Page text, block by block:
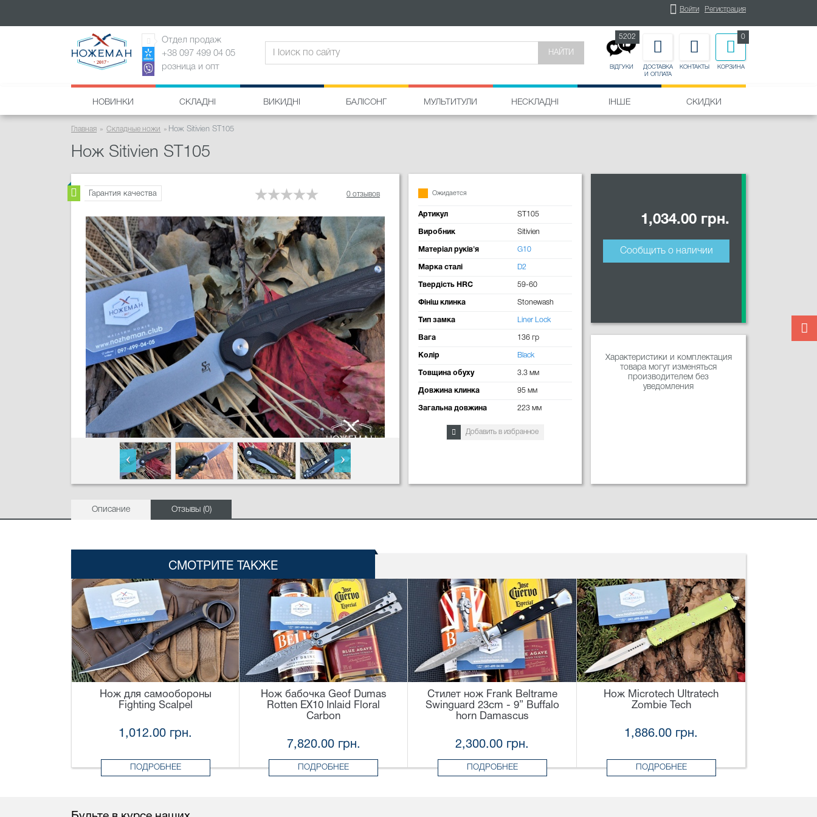
Войти Регистрация
Отдел продаж
+38 097 499 04 05
розница и опт
НАЙТИ
ВІДГУКИ
5202
ДОСТАВКА
И ОПЛАТА
КОНТАКТЫ КОРЗИНА
0
НОВИНКИ СКЛАДНІ ВИКИДНІ БАЛІСОНГ МУЛЬТИТУЛИ НЕСКЛАДНІ ІНШЕ СКИДКИ
Главная Складные ножи Нож Sitivien ST105
Нож Sitivien ST105
Гарантия качества 0 отзывов Ожидается
Артикул ST105
Виробник Sitivien
Матеріал руків'я G10
Марка сталі D2
Твердість HRC 59-60
Фініш клинка Stonewash
Тип замка Liner Lock
Вага 136 гр
Колір Black
Товщина обуху 3.3 мм
Довжина клинка 95 мм
Загальна довжина 223 мм
Добавить в избранное
1,034.00 грн.
Сообщить о наличии
Характеристики и комплектация
товара могут изменяться
производителем без
уведомления
Описание Отзывы (0)
СМОТРИТЕ ТАКЖЕ
Нож для самообороны
Fighting Scalpel
1,012.00 грн.
ПОДРОБНЕЕ
Нож бабочка Geof Dumas
Rotten EX10 Inlaid Floral
Carbon
7,820.00 грн.
ПОДРОБНЕЕ
Стилет нож Frank Beltrame
Swinguard 23cm - 9” Buffalo
horn Damascus
2,300.00 грн.
ПОДРОБНЕЕ
Нож Microtech Ultratech
Zombie Tech
1,886.00 грн.
ПОДРОБНЕЕ